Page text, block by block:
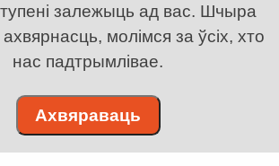
залежыць ад вас. Шчыра
молімся за ўсіх, хто
нас падтрымлівае.
Ахвяраваць